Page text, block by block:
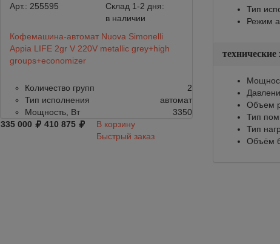
Арт.: 255595
Склад 1-2 дня:
в наличии
Кофемашина-автомат Nuova Simonelli
Appia LIFE 2gr V 220V metallic grey+high
groups+economizer
Количество групп
2
Тип исполнения
автомат
Мощность, Вт
3350
335 000
410 875
В корзину
Быстрый заказ
167625
Количество
Тип
Мощность, Вт
402 819
Тип
Режим
Объем
Тип
Тип
Объём